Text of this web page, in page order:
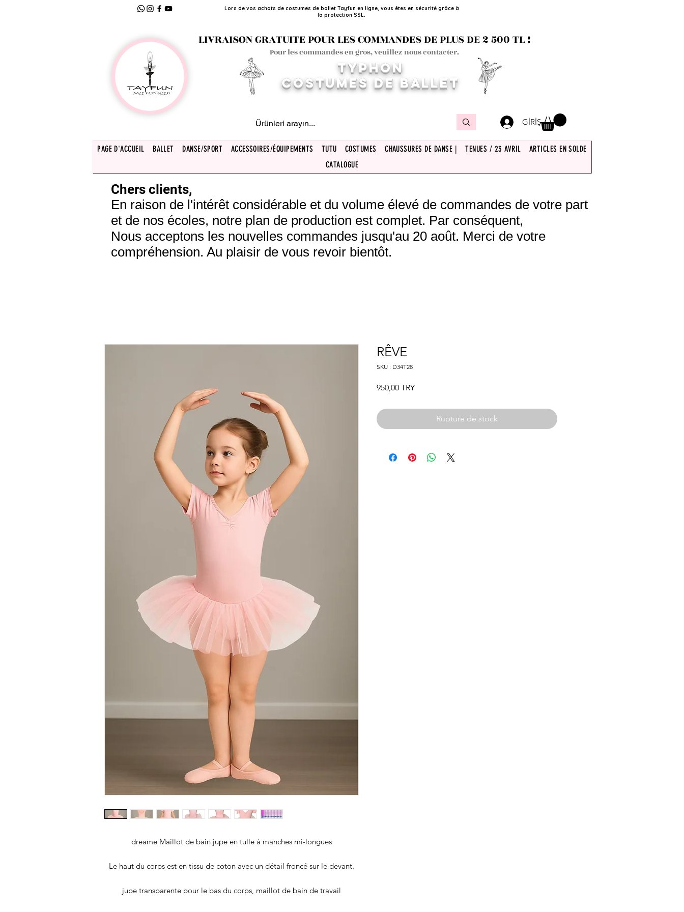
Lors de vos achats de costumes de ballet Tayfun en ligne, vous êtes en sécurité grâce à
la protection SSL.
LIVRAISON GRATUITE POUR LES COMMANDES DE PLUS DE 2 500 TL !
Pour les commandes en gros, veuillez nous contacter.
TYPHON
COSTUMES DE BALLET
GİRİŞ
PAGE D'ACCUEIL BALLET DANSE/SPORT ACCESSOIRES/ÉQUIPEMENTS TUTU COSTUMES CHAUSSURES DE DANSE | TENUES / 23 AVRIL
ARTICLES EN SOLDE
CATALOGUE
Chers clients,
En raison de l'intérêt considérable et du volume élevé de commandes de votre part
et de nos écoles, notre plan de production est complet. Par conséquent,
Nous acceptons les nouvelles commandes jusqu'au 20 août. Merci de votre
compréhension. Au plaisir de vous revoir bientôt.
dreame Maillot de bain jupe en tulle à manches mi-longues
Le haut du corps est en tissu de coton avec un détail froncé sur le devant.
jupe transparente pour le bas du corps, maillot de bain de travail
RÊVE
SKU : D34T28
950,00 TRYPrix
Rupture de stock